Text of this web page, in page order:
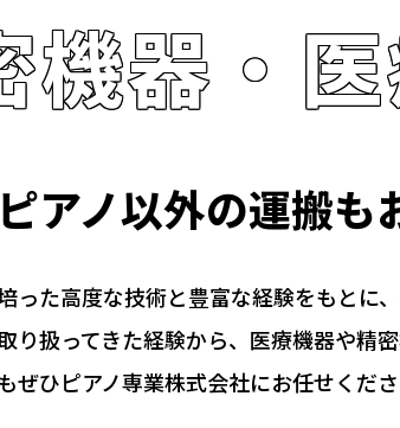
機器・
アノ以外の運搬も
った高度な技術と豊富な経験をもとに
り扱ってきた経験から、医療機器や精
ぜひピアノ専業株式会社にお任せくださ